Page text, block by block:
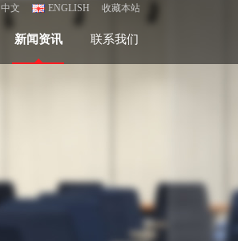
中文 ENGLISH 收藏本站
新闻资讯 联系我们